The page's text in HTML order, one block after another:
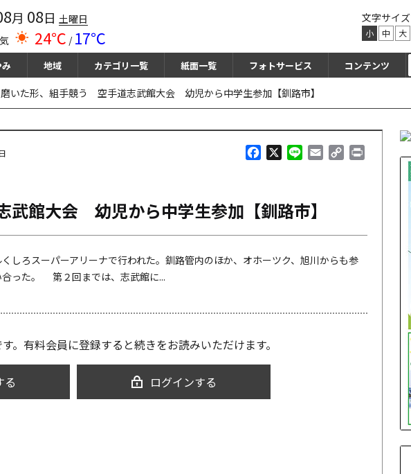
月 08日 土曜日
24℃ / 17℃
文字サイズ
小 中 大
地域 カテゴリ一覧 紙面一覧 フォトサービス コンテンツ
磨いた形、組手競う 空手道志武館大会 幼児から中学生参加【釧路市】
b
k
k
館大会 幼児から中学生参加【釧路市】
しろスーパーアリーナで行われた。釧路管内のほか、オホーツク、旭川からも参
った。 第２回までは、志武館に...
。有料会員に登録すると続きをお読みいただけます。
る ログインする